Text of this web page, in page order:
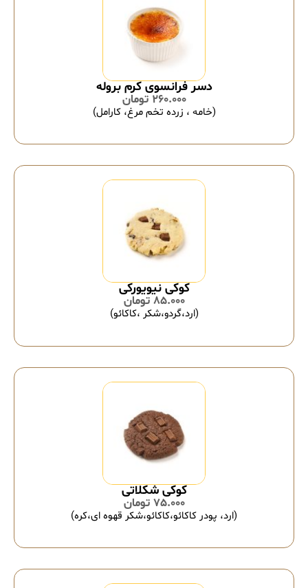
دسر فرانسوی کرم بروله
260.000 تومان
(خامه ، زرده تخم مرغ، کارامل)
کوکی نیویورکی
85.000 تومان
(ارد،گردو،شکر ،کاکائو)
کوکی شکلاتی
75.000 تومان
(ارد، پودر کاکائو،کاکائو،شکر قهوه ای،کره)